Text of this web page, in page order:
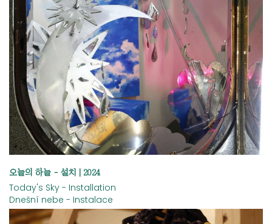
오늘의 하늘 - 설치 | 2024
Today's Sky - Installation
Dnešní nebe - Instalace